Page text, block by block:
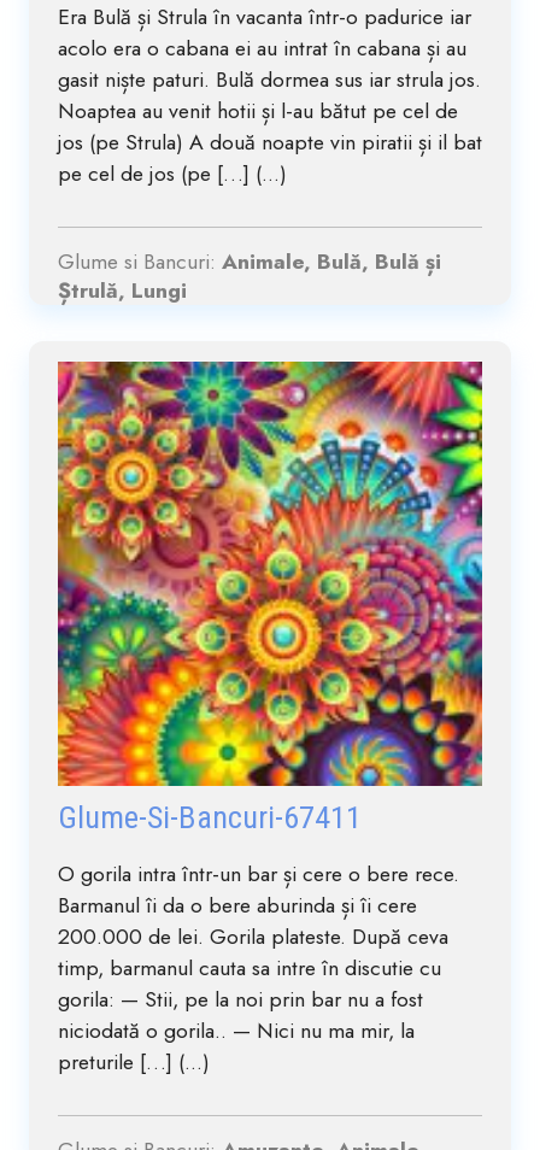
Era Bulă și Strula în vacanta într-o padurice iar
acolo era o cabana ei au intrat în cabana și au
gasit niște paturi. Bulă dormea sus iar strula jos.
Noaptea au venit hotii și l-au bătut pe cel de
jos (pe Strula) A două noapte vin piratii și il bat
pe cel de jos (pe […] (...)
Glume si Bancuri: Animale, Bulă, Bulă și
Ștrulă, Lungi
Glume-Si-Bancuri-67411
O gorila intra într-un bar și cere o bere rece.
Barmanul îi da o bere aburinda și îi cere
200.000 de lei. Gorila plateste. După ceva
timp, barmanul cauta sa intre în discutie cu
gorila: — Stii, pe la noi prin bar nu a fost
niciodată o gorila.. — Nici nu ma mir, la
preturile […] (...)